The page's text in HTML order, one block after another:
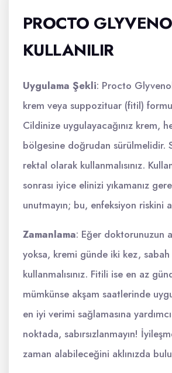
PROCTO
KULLANILIR
Uygulama Şekli: Procto
krem veya suppozituar (fitil)
Cildinize uygulayacağınız krem,
bölgesine doğrudan sürülmelidir.
rektal olarak kullanmalısınız.
sonrası iyice elinizi yıkamanız
unutmayın; bu, enfeksiyon riskini
Zamanlama: Eğer doktorunuzun
yoksa, kremi günde iki kez, sabah
kullanmalısınız. Fitili ise en az
mümkünse akşam saatlerinde
en iyi verimi sağlamasına
noktada, sabırsızlanmayın!
zaman alabileceğini aklınızda